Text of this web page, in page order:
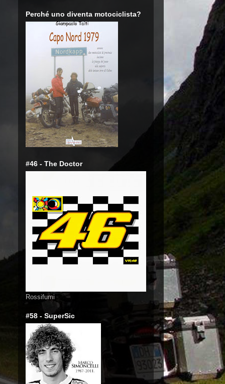
Perché uno diventa motociclista?
#46 - The Doctor
Rossifumi
#58 - SuperSic